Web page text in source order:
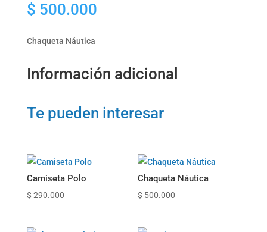
$ 500.000
Chaqueta Náutica
Información adicional
Te pueden interesar
Camiseta Polo
$ 290.000
Chaqueta Náutica
$ 500.000